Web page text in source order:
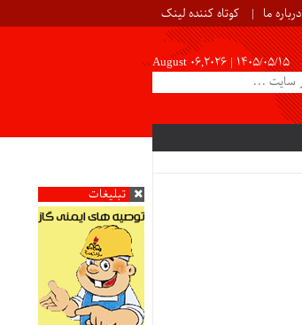
درباره ما کوتاه کننده لینک
August 06,2026 | ۱۴۰۵/۰۵/۱۵
تبلیغات